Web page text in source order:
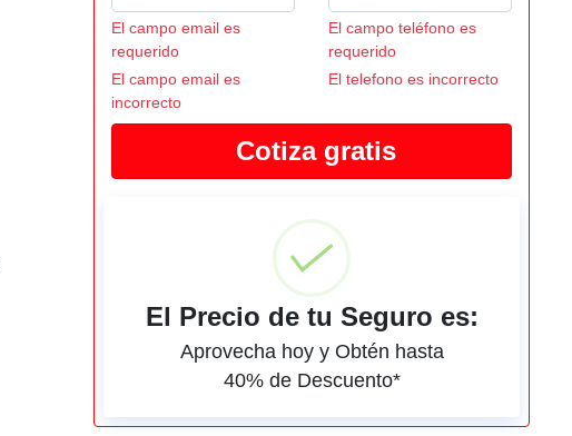
El campo email es
requerido
El campo email es
incorrecto
El campo teléfono es
requerido
El telefono es incorrecto
El Precio de tu Seguro es:
Aprovecha hoy y Obtén hasta
40% de Descuento*